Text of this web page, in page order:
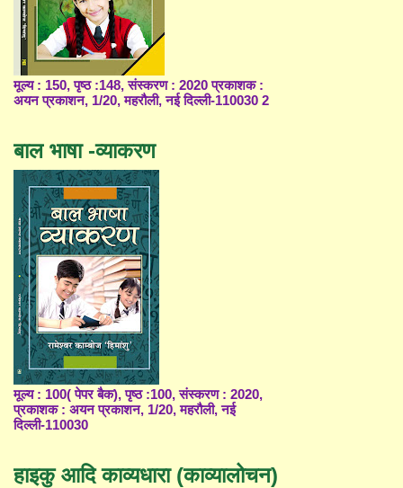
मूल्य : 150, पृष्ठ :148, संस्करण : 2020 प्रकाशक :
अयन प्रकाशन, 1/20, महरौली, नई दिल्ली-110030 2
बाल भाषा -व्याकरण
मूल्य : 100( पेपर बैक), पृष्ठ :100, संस्करण : 2020,
प्रकाशक : अयन प्रकाशन, 1/20, महरौली, नई
दिल्ली-110030
हाइकु आदि काव्यधारा (काव्यालोचन)